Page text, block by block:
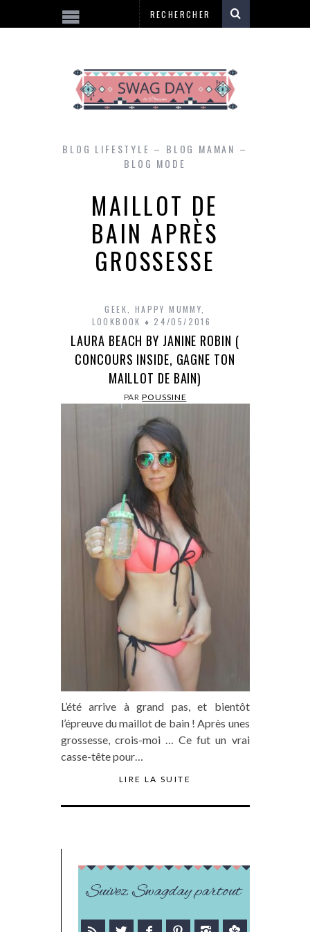
BLOG LIFESTYLE – BLOG MAMAN –
BLOG MODE
MAILLOT DE
BAIN APRÈS
GROSSESSE
GEEK HAPPY MUMMY
LOOKBOOK
24/05/2016
LAURA BEACH BY JANINE ROBIN (
CONCOURS INSIDE, GAGNE TON
MAILLOT DE BAIN)
PARPOUSSINE
L’été arrive à grand pas, et bientôt
l’épreuve du maillot de bain ! Après unes
grossesse, crois-moi … Ce fut un vrai
casse-tête pour…
LIRE LA SUITE
Suivez Swagday partout